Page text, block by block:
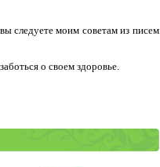
следуете моим советам из писем
о своем здоровье.